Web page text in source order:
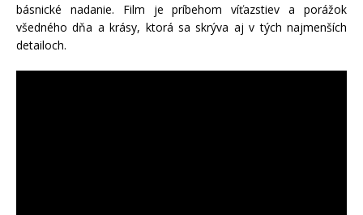
básnické nadanie. Film je príbehom víťazstiev a porážok
všedného dňa a krásy, ktorá sa skrýva aj v tých najmenších
detailoch.